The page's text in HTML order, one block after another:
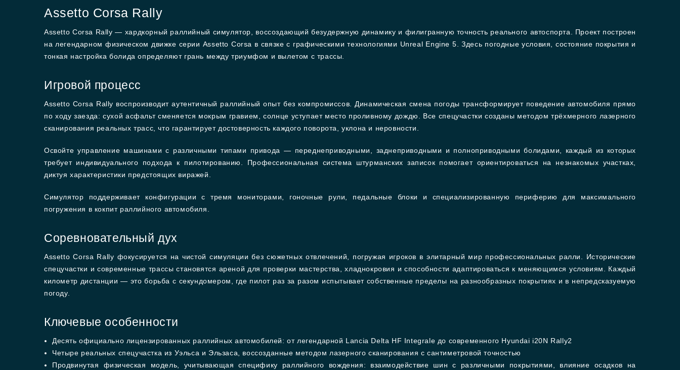
Assetto Corsa Rally
Assetto Corsa Rally — хардкорный раллийный симулятор, воссоздающий безудержную динамику и филигранную точность реального автоспорта. Проект построен
на легендарном физическом движке серии Assetto Corsa в связке с графическими технологиями Unreal Engine 5. Здесь погодные условия, состояние покрытия и
тонкая настройка болида определяют грань между триумфом и вылетом с трассы.
Игровой процесс
Assetto Corsa Rally воспроизводит аутентичный раллийный опыт без компромиссов. Динамическая смена погоды трансформирует поведение автомобиля прямо
по ходу заезда: сухой асфальт сменяется мокрым гравием, солнце уступает место проливному дождю. Все спецучастки созданы методом трёхмерного лазерного
сканирования реальных трасс, что гарантирует достоверность каждого поворота, уклона и неровности.
Освойте управление машинами с различными типами привода — переднеприводными, заднеприводными и полноприводными болидами, каждый из которых
требует индивидуального подхода к пилотированию. Профессиональная система штурманских записок помогает ориентироваться на незнакомых участках,
диктуя характеристики предстоящих виражей.
Симулятор поддерживает конфигурации с тремя мониторами, гоночные рули, педальные блоки и специализированную периферию для максимального
погружения в кокпит раллийного автомобиля.
Соревновательный дух
Assetto Corsa Rally фокусируется на чистой симуляции без сюжетных отвлечений, погружая игроков в элитарный мир профессиональных ралли. Исторические
спецучастки и современные трассы становятся ареной для проверки мастерства, хладнокровия и способности адаптироваться к меняющимся условиям. Каждый
километр дистанции — это борьба с секундомером, где пилот раз за разом испытывает собственные пределы на разнообразных покрытиях и в непредсказуемую
погоду.
Ключевые особенности
Десять официально лицензированных раллийных автомобилей: от легендарной Lancia Delta HF Integrale до современного Hyundai i20N Rally2
Четыре реальных спецучастка из Уэльса и Эльзаса, воссозданные методом лазерного сканирования с сантиметровой точностью
Продвинутая физическая модель, учитывающая специфику раллийного вождения: взаимодействие шин с различными покрытиями, влияние осадков на